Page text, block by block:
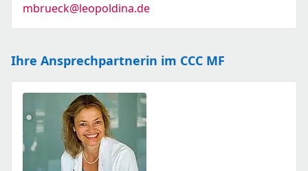
mbrueck@leopoldina.de
Ihre Ansprechpartnerin im CCC MF